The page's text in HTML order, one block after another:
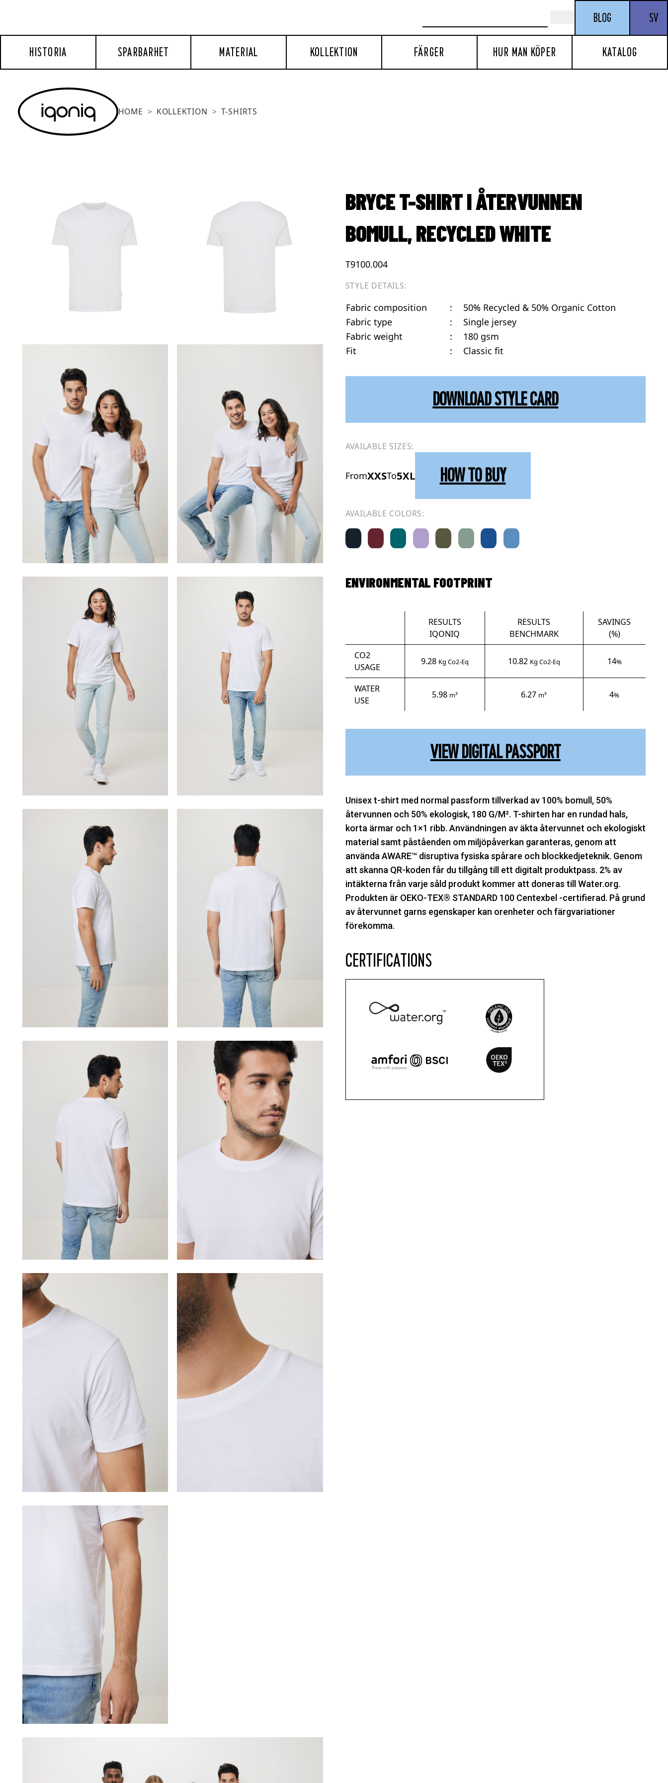
BLOG SV
HISTORIA SPARBARHET MATERIAL KOLLEKTION FÄRGER HUR MAN KÖPER KATALOG
HOME KOLLEKTION T-SHIRTS
BRYCE T-SHIRT I ÅTERVUNNEN
BOMULL, RECYCLED WHITE
T9100.004
STYLE DETAILS:
Fabric composition :
50% Recycled & 50% Organic Cotton
Fabric type
:
Single jersey
Fabric weight
:
180 gsm
Fit
: Classic fit
DOWNLOAD STYLE CARD
AVAILABLE SIZES:
FromXXSTo5XL HOW TO BUY
AVAILABLE COLORS:
ENVIRONMENTAL FOOTPRINT
RESULTS
IQONIQ
RESULTS
BENCHMARK
SAVINGS
(%)
CO2
USAGE
9.28 Kg Co2-Eq 10.82 Kg Co2-Eq 14%
WATER
USE
5.98 m³ 6.27 m³ 4%
VIEW DIGITAL PASSPORT
Unisex t-shirt med normal passform tillverkad av 100% bomull, 50%
återvunnen och 50% ekologisk, 180 G/M². T-shirten har en rundad hals,
korta ärmar och 1×1 ribb. Användningen av äkta återvunnet och ekologiskt
material samt påståenden om miljöpåverkan garanteras, genom att
använda AWARE™ disruptiva fysiska spårare och blockkedjeteknik. Genom
att skanna QR-koden får du tillgång till ett digitalt produktpass. 2% av
intäkterna från varje såld produkt kommer att doneras till Water.org.
Produkten är OEKO-TEX® STANDARD 100 Centexbel -certifierad. På grund
av återvunnet garns egenskaper kan orenheter och färgvariationer
förekomma.
CERTIFICATIONS